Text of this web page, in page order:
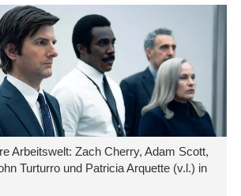
Arbeitswelt: Zach Cherry, Adam Scott,
Turturro und Patricia Arquette (v.l.) in